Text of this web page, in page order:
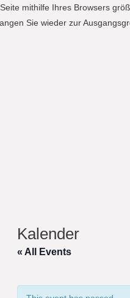
mithilfe Ihres Browsers
Sie wieder zur
Kalender
« All Events